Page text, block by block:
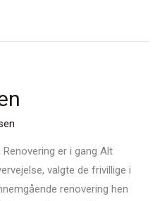
er i gang Alt
valgte de frivillige i
renovering hen